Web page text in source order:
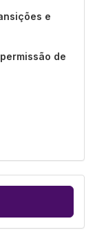
e
de
oferece;
erros;